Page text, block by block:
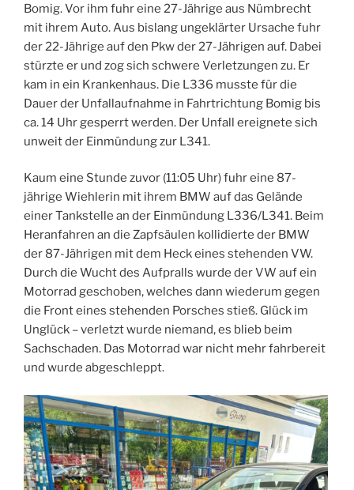
Bomig. Vor ihm fuhr eine 27-Jährige aus Nümbrecht
mit ihrem Auto. Aus bislang ungeklärter Ursache fuhr
der 22-Jährige auf den Pkw der 27-Jährigen auf. Dabei
stürzte er und zog sich schwere Verletzungen zu. Er
kam in ein Krankenhaus. Die L336 musste für die
Dauer der Unfallaufnahme in Fahrtrichtung Bomig bis
ca. 14 Uhr gesperrt werden. Der Unfall ereignete sich
unweit der Einmündung zur L341.
Kaum eine Stunde zuvor (11:05 Uhr) fuhr eine 87-
jährige Wiehlerin mit ihrem BMW auf das Gelände
einer Tankstelle an der Einmündung L336/L341. Beim
Heranfahren an die Zapfsäulen kollidierte der BMW
der 87-Jährigen mit dem Heck eines stehenden VW.
Durch die Wucht des Aufpralls wurde der VW auf ein
Motorrad geschoben, welches dann wiederum gegen
die Front eines stehenden Porsches stieß. Glück im
Unglück – verletzt wurde niemand, es blieb beim
Sachschaden. Das Motorrad war nicht mehr fahrbereit
und wurde abgeschleppt.